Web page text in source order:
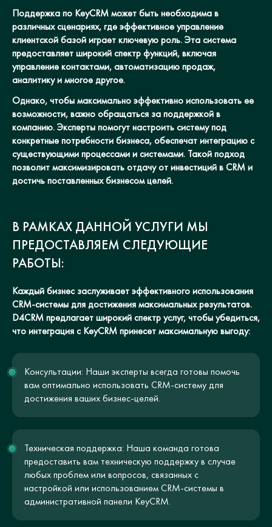
Поддержка по KeyCRM может быть необходима в
различных сценариях, где эффективное управление
клиентской базой играет ключевую роль. Эта система
предоставляет широкий спектр функций, включая
управление контактами, автоматизацию продаж,
аналитику и многое другое.
Однако, чтобы максимально эффективно использовать ее
возможности, важно обращаться за поддержкой в
компанию. Эксперты помогут настроить систему под
конкретные потребности бизнеса, обеспечат интеграцию с
существующими процессами и системами. Такой подход
позволит максимизировать отдачу от инвестиций в CRM и
достичь поставленных бизнесом целей.
В РАМКАХ ДАННОЙ УСЛУГИ МЫ
ПРЕДОСТАВЛЯЕМ СЛЕДУЮЩИЕ
РАБОТЫ:
Каждый бизнес заслуживает эффективного использования
CRM-системы для достижения максимальных результатов.
D4CRM предлагает широкий спектр услуг, чтобы убедиться,
что интеграция с KeyCRM принесет максимальную выгоду:
Консультации: Наши эксперты всегда готовы помочь
вам оптимально использовать CRM-систему для
достижения ваших бизнес-целей.
Техническая поддержка: Наша команда готова
предоставить вам техническую поддержку в случае
любых проблем или вопросов, связанных с
настройкой или использованием CRM-системы в
административной панели KeyCRM.